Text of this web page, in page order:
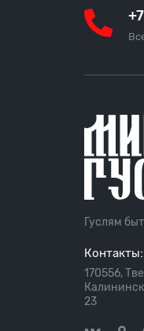
Гуслям
Контакты:
170556,
23